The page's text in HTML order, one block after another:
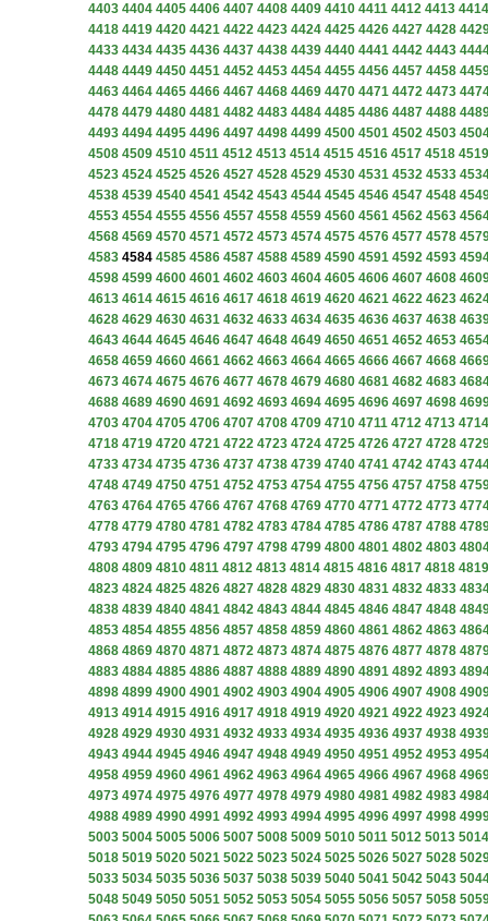
4403 4404 4405 4406 4407 4408 4409 4410 4411 4412 4413 4414
4418 4419 4420 4421 4422 4423 4424 4425 4426 4427 4428
4433 4434 4435 4436 4437 4438 4439 4440 4441 4442 4443
4448 4449 4450 4451 4452 4453 4454 4455 4456 4457 4458
4463 4464 4465 4466 4467 4468 4469 4470 4471 4472 4473
4478 4479 4480 4481 4482 4483 4484 4485 4486 4487 4488
4493 4494 4495 4496 4497 4498 4499 4500 4501 4502 4503
4508 4509 4510 4511 4512 4513 4514 4515 4516 4517 4518 4519
4523 4524 4525 4526 4527 4528 4529 4530 4531 4532 4533
4538 4539 4540 4541 4542 4543 4544 4545 4546 4547 4548
4553 4554 4555 4556 4557 4558 4559 4560 4561 4562 4563
4568 4569 4570 4571 4572 4573 4574 4575 4576 4577 4578
4583 4584 4585 4586 4587 4588 4589 4590 4591 4592 4593
4598 4599 4600 4601 4602 4603 4604 4605 4606 4607 4608
4613 4614 4615 4616 4617 4618 4619 4620 4621 4622 4623
4628 4629 4630 4631 4632 4633 4634 4635 4636 4637 4638
4643 4644 4645 4646 4647 4648 4649 4650 4651 4652 4653
4658 4659 4660 4661 4662 4663 4664 4665 4666 4667 4668
4673 4674 4675 4676 4677 4678 4679 4680 4681 4682 4683
4688 4689 4690 4691 4692 4693 4694 4695 4696 4697 4698
4703 4704 4705 4706 4707 4708 4709 4710 4711 4712 4713 4714
4718 4719 4720 4721 4722 4723 4724 4725 4726 4727 4728
4733 4734 4735 4736 4737 4738 4739 4740 4741 4742 4743
4748 4749 4750 4751 4752 4753 4754 4755 4756 4757 4758
4763 4764 4765 4766 4767 4768 4769 4770 4771 4772 4773
4778 4779 4780 4781 4782 4783 4784 4785 4786 4787 4788
4793 4794 4795 4796 4797 4798 4799 4800 4801 4802 4803
4808 4809 4810 4811 4812 4813 4814 4815 4816 4817 4818 4819
4823 4824 4825 4826 4827 4828 4829 4830 4831 4832 4833
4838 4839 4840 4841 4842 4843 4844 4845 4846 4847 4848
4853 4854 4855 4856 4857 4858 4859 4860 4861 4862 4863
4868 4869 4870 4871 4872 4873 4874 4875 4876 4877 4878
4883 4884 4885 4886 4887 4888 4889 4890 4891 4892 4893
4898 4899 4900 4901 4902 4903 4904 4905 4906 4907 4908
4913 4914 4915 4916 4917 4918 4919 4920 4921 4922 4923
4928 4929 4930 4931 4932 4933 4934 4935 4936 4937 4938
4943 4944 4945 4946 4947 4948 4949 4950 4951 4952 4953
4958 4959 4960 4961 4962 4963 4964 4965 4966 4967 4968
4973 4974 4975 4976 4977 4978 4979 4980 4981 4982 4983
4988 4989 4990 4991 4992 4993 4994 4995 4996 4997 4998
5003 5004 5005 5006 5007 5008 5009 5010 5011 5012 5013 5014
5018 5019 5020 5021 5022 5023 5024 5025 5026 5027 5028
5033 5034 5035 5036 5037 5038 5039 5040 5041 5042 5043
5048 5049 5050 5051 5052 5053 5054 5055 5056 5057 5058